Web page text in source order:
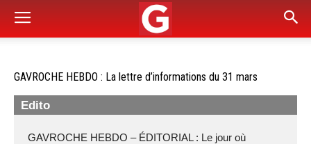
GAVROCHE HEBDO : La lettre d’informations du 31 mars
Edito
GAVROCHE HEBDO – ÉDITORIAL : Le jour où